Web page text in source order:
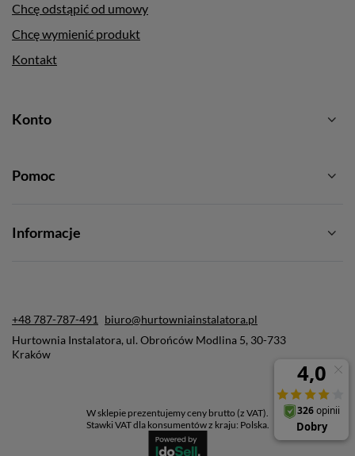
Chcę odstąpić od umowy
Chcę wymienić produkt
Kontakt
Konto
Pomoc
Informacje
+48 787-787-491
biuro@hurtowniainstalatora.pl
Hurtownia Instalatora, ul. Obrońców Modlina 5, 30-733
Kraków
W sklepie prezentujemy ceny brutto (z VAT).
Stawki VAT dla konsumentów z kraju: Polska.